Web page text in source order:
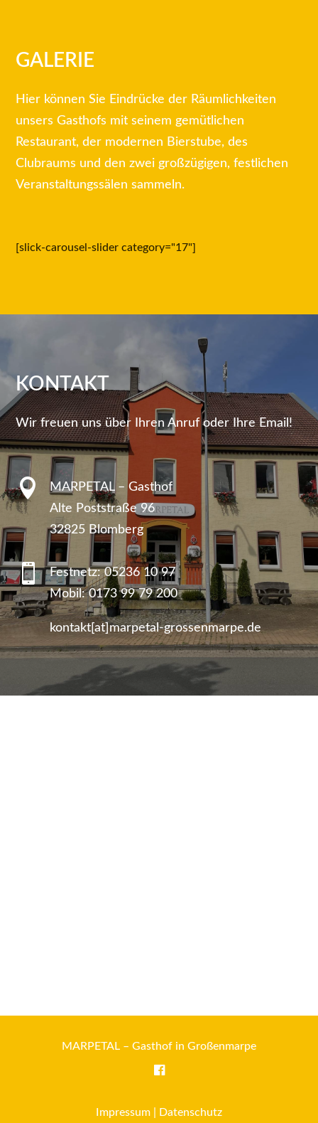
GALERIE
Hier können Sie Eindrücke der Räumlichkeiten
unsers Gasthofs mit seinem gemütlichen
Restaurant, der modernen Bierstube, des
Clubraums und den zwei großzügigen, festlichen
Veranstaltungssälen sammeln.
[slick-carousel-slider category="17"]
KONTAKT
Wir freuen uns über Ihren Anruf oder Ihre Email!

MARPETAL – Gasthof
Alte Poststraße 96
32825 Blomberg
 Festnetz:05236 10 97
Mobil:0173 99 79 200
kontakt[at]marpetal-grossenmarpe.de
MARPETAL – Gasthof in Großenmarpe
Impressum Datenschutz